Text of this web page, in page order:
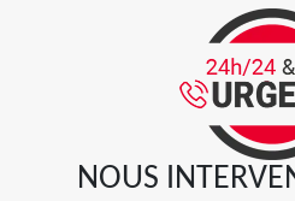
NOUS